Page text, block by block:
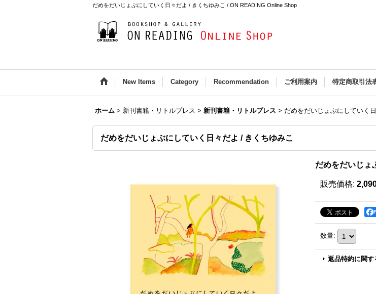
だめをだいじょぶにしていく日々だよ / きくちゆみこ / ON READING Online Shop
New Items Category Recommendation ご利用案内 特定商取引法
ホーム > 新刊書籍・リトルプレス > 新刊書籍・リトルプレス > だめをだいじょぶにしていく
だめをだいじょぶにしていく日々だよ / きくちゆみこ
だめをだいじょ
販売価格:
数量:
返品特約に関す